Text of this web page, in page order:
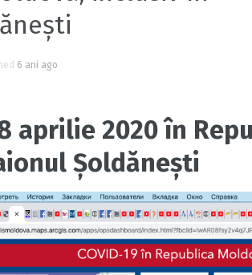
6 ani ago
aprilie 2020 în
Șoldănești